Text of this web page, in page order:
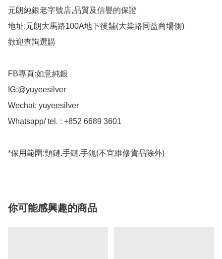
元朗純銀老字號店,品質及信譽的保證
地址:元朗大馬路100A地下後舖(大棠路同益商場側)
歡迎查詢選購
FB專頁:如意純銀
IG:@yuyeesilver
Wechat: yuyeesilver
Whatsapp/ tel. : +852 6689 3601
*保用範圍:頸鏈.手鏈.手鈪(不宜維修貨品除外)
你可能感興趣的商品